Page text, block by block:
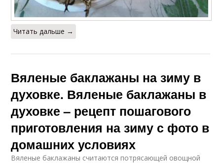
Читать дальше →
Вяленые баклажаны на зиму в
духовке. Вяленые баклажаны в
духовке – рецепт пошагового
приготовления на зиму с фото в
домашних условиях
Вяленые баклажаны считаются потрясающей овощной